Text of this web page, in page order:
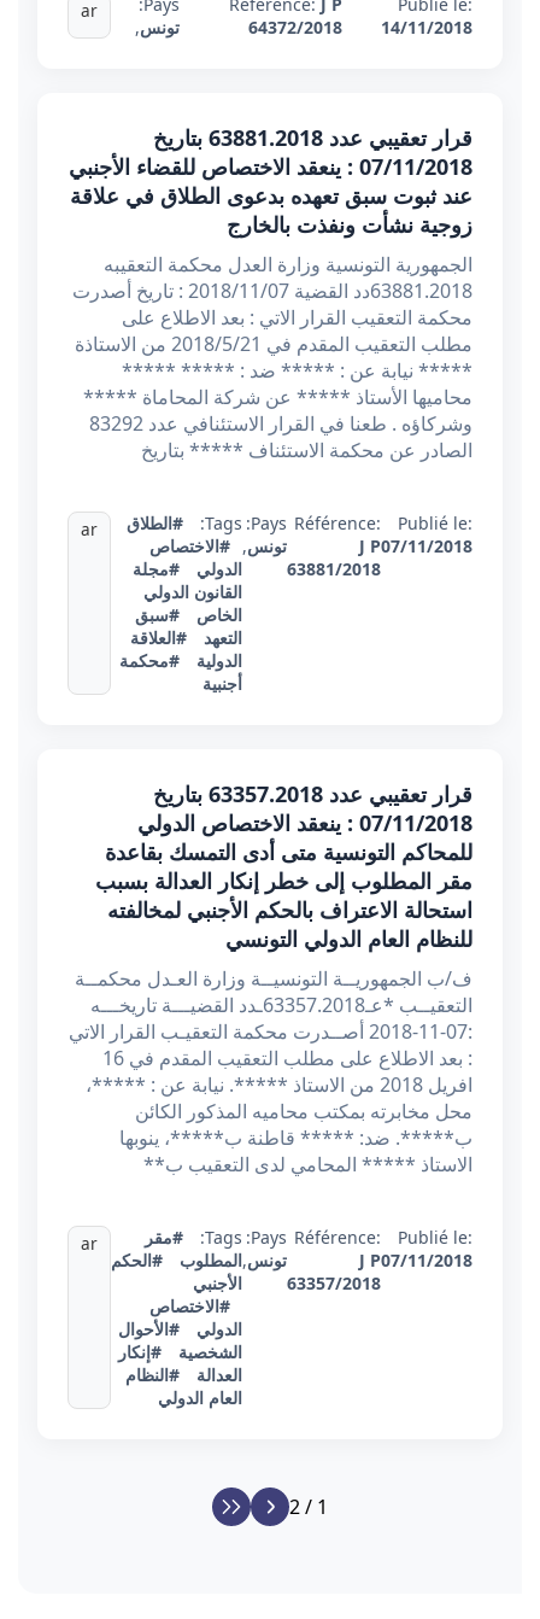
14/11/2018
64372/2018
تونس,
ar
قرار تعقيبي عدد 63881.2018 بتاريخ
07/11/2018 : ينعقد الاختصاص للقضاء الأجنبي
عند ثبوت سبق تعهده بدعوى الطلاق في علاقة
زوجية نشأت ونفذت بالخارج
الجمهورية التونسية وزارة العدل محكمة التعقيبه
63881.2018دد القضية 2018/11/07 : تاريخ أصدرت
محكمة التعقيب القرار الاتي : بعد الاطلاع على
مطلب التعقيب المقدم في 2018/5/21 من الاستاذة
***** نيابة عن : ***** ضد : ***** *****
محاميها الأستاذ ***** عن شركة المحاماة *****
وشركاؤه . طعنا في القرار الاستئنافي عدد 83292
الصادر عن محكمة الاستئناف ***** بتاريخ
Publié le:
07/11/2018
Référence:
J P
63881/2018
Pays:
تونس,
Tags:
#الطلاق
#الاختصاص
الدولي
#مجلة
القانون الدولي
الخاص
#سبق
التعهد
#العلاقة
الدولية
#محكمة
أجنبية
ar
قرار تعقيبي عدد 63357.2018 بتاريخ
07/11/2018 : ينعقد الاختصاص الدولي
للمحاكم التونسية متى أدى التمسك بقاعدة
مقر المطلوب إلى خطر إنكار العدالة بسبب
استحالة الاعتراف بالحكم الأجنبي لمخالفته
للنظام العام الدولي التونسي
ف/ب الجمهوريــة التونسيــة وزارة العـدل محكمــة
التعقيــب *عـ63357.2018ـدد القضيـــة تاريخـــه
:07-11-2018 أصــدرت محكمة التعقيـب القرار الاتي
: بعد الاطلاع على مطلب التعقيب المقدم في 16
افريل 2018 من الاستاذ *****. نيابة عن : *****،
محل مخابرته بمكتب محاميه المذكور الكائن
ب*****. ضد: ***** قاطنة ب*****، ينوبها
الاستاذ ***** المحامي لدى التعقيب ب**
Publié le:
07/11/2018
Référence:
J P
63357/2018
Pays:
تونس,
Tags:
#مقر
المطلوب
#الحكم
الأجنبي
#الاختصاص
الدولي
#الأحوال
الشخصية
#إنكار
العدالة
#النظام
العام الدولي
ar
1 / 2